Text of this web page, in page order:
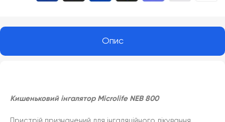
Опис
Кишеньковий інгалятор Microlife NEB 800